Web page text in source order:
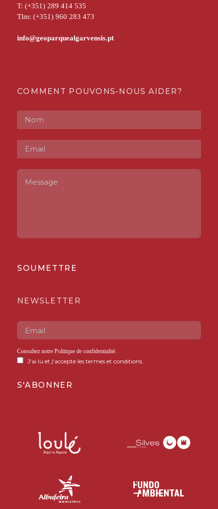
T: (+351) 289 414 535
Tlm: (+351) 960 283 473
COMMENT POUVONS-NOUS AIDER?
SOUMETTRE
NEWSLETTER
Consultez notre Politique de confidentialité.
J'ai lu et j'accepte les termes et conditions.